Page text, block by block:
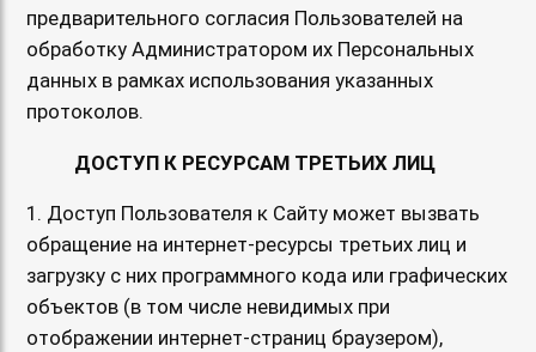
предварительного согласия Пользователей на
обработку Администратором их Персональных
данных в рамках использования указанных
протоколов.
ДОСТУП К РЕСУРСАМ ТРЕТЬИХ ЛИЦ
1. Доступ Пользователя к Сайту может вызвать
обращение на интернет-ресурсы третьих лиц и
загрузку с них программного кода или графических
объектов (в том числе невидимых при
отображении интернет-страниц браузером),